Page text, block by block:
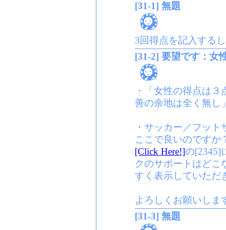
[31-1] 無題
3回得点を記入する
[31-2] 要望です：女
・「女性の得点は
善の余地は全く無し
・サッカー／フッ
ここで良いのですか
[Click Here!]の[2345]
クのサポートはどこ
すく表示していただ
よろしくお願いしま
[31-3] 無題